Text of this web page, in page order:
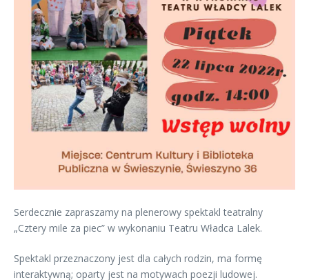
Serdecznie zapraszamy na plenerowy spektakl teatralny
„Cztery mile za piec” w wykonaniu Teatru Władca Lalek.
Spektakl przeznaczony jest dla całych rodzin, ma formę
interaktywną; oparty jest na motywach poezji ludowej.